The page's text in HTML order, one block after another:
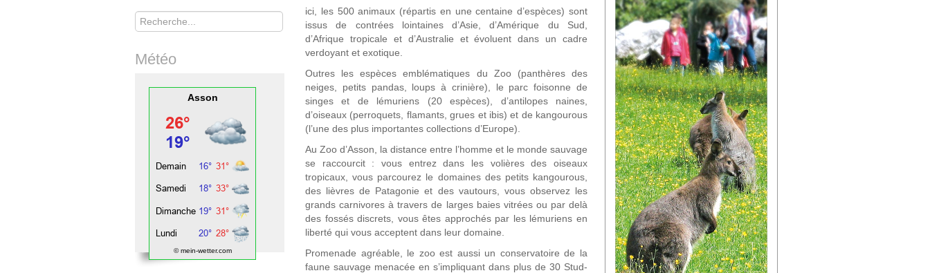
ici, les 500 animaux (répartis en une centaine d’espèces) sont
issus de contrées lointaines d’Asie, d’Amérique du Sud,
d’Afrique tropicale et d’Australie et évoluent dans un cadre
verdoyant et exotique.
Outres les espèces emblématiques du Zoo (panthères des
neiges, petits pandas, loups à crinière), le parc foisonne de
singes et de lémuriens (20 espèces), d’antilopes naines,
d’oiseaux (perroquets, flamants, grues et ibis) et de kangourous
(l’une des plus importantes collections d’Europe).
Au Zoo d’Asson, la distance entre l’homme et le monde sauvage
se raccourcit : vous entrez dans les volières des oiseaux
tropicaux, vous parcourez le domaines des petits kangourous,
des lièvres de Patagonie et des vautours, vous observez les
grands carnivores à travers de larges baies vitrées ou par delà
des fossés discrets, vous êtes approchés par les lémuriens en
liberté qui vous acceptent dans leur domaine.
Promenade agréable, le zoo est aussi un conservatoire de la
faune sauvage menacée en s’impliquant dans plus de 30 Stud-
Rechercher
Météo
Asson
© mein-wetter.com